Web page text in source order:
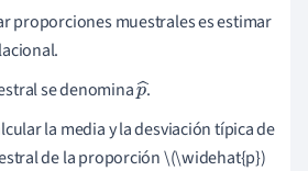
proporciones muestrales es estimar
se denominap
^
.
la media y la desviación típica de
de la proporción \(\widehat{p})